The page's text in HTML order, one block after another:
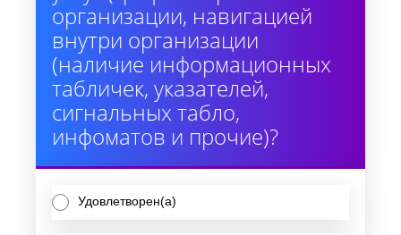
организации, навигацией
внутри организации
(наличие информационных
табличек, указателей,
сигнальных табло,
инфоматов и прочие)?
Удовлетворен(а)